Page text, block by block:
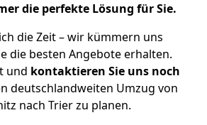
die perfekte Lösung für Sie.
die Zeit – wir kümmern uns
die besten Angebote erhalten.
und kontaktieren Sie uns noch
deutschlandweiten Umzug von
nach Trier zu planen.